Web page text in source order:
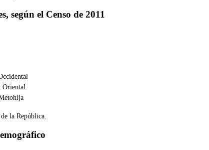
según el Censo de 2011
Oriental
la República.